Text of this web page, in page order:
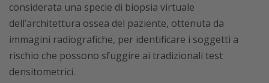
considerata una specie di biopsia virtuale
dell’architettura ossea del paziente, ottenuta da
immagini radiografiche, per identificare i soggetti a
rischio che possono sfuggire ai tradizionali test
densitometrici.